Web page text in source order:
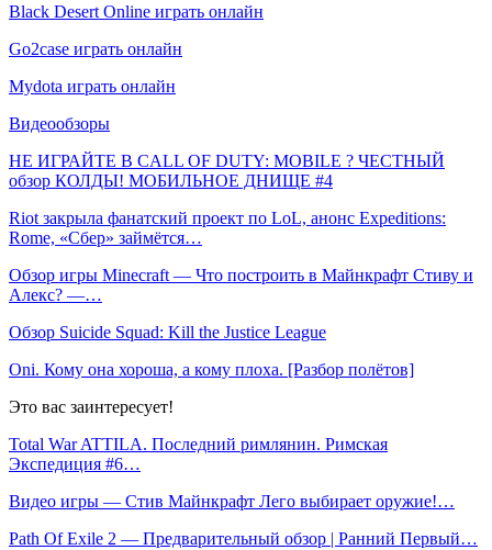
Black Desert Online играть онлайн
Go2case играть онлайн
Mydota играть онлайн
Видеообзоры
НЕ ИГРАЙТЕ В CALL OF DUTY: MOBILE ? ЧЕСТНЫЙ
обзор КОЛДЫ! МОБИЛЬНОЕ ДНИЩЕ #4
Riot закрыла фанатский проект по LoL, анонс Expeditions:
Rome, «Сбер» займётся…
Обзор игры Minecraft — Что построить в Майнкрафт Стиву и
Алекс? —…
Обзор Suicide Squad: Kill the Justice League
Oni. Кому она хороша, а кому плоха. [Разбор полётов]
Это вас заинтересует!
Total War ATTILA. Последний римлянин. Римская
Экспедиция #6…
Видео игры — Стив Майнкрафт Лего выбирает оружие!…
Path Of Exile 2 — Предварительный обзор | Ранний Первый…